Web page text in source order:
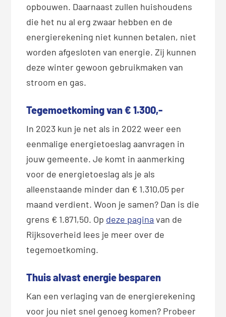
opbouwen. Daarnaast zullen huishoudens
die het nu al erg zwaar hebben en de
energierekening niet kunnen betalen, niet
worden afgesloten van energie. Zij kunnen
deze winter gewoon gebruikmaken van
stroom en gas.
Tegemoetkoming van € 1.300,-
In 2023 kun je net als in 2022 weer een
eenmalige energietoeslag aanvragen in
jouw gemeente. Je komt in aanmerking
voor de energietoeslag als je als
alleenstaande minder dan € 1.310,05 per
maand verdient. Woon je samen? Dan is die
grens € 1.871,50. Op deze pagina van de
Rijksoverheid lees je meer over de
tegemoetkoming.
Thuis alvast energie besparen
Kan een verlaging van de energierekening
voor jou niet snel genoeg komen? Probeer